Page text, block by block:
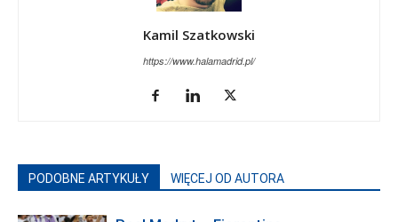
Kamil Szatkowski
https://www.halamadrid.pl/
PODOBNE ARTYKUŁY WIĘCEJ OD AUTORA